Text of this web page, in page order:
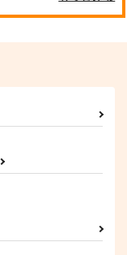
流川楓×桜木花道
サンプル